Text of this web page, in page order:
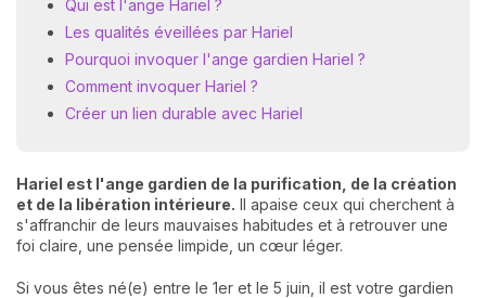
Qui est l'ange Hariel ?
Les qualités éveillées par Hariel
Pourquoi invoquer l'ange gardien Hariel ?
Comment invoquer Hariel ?
Créer un lien durable avec Hariel
Hariel est l'ange gardien de la purification, de la création
et de la libération intérieure. Il apaise ceux qui cherchent à
s'affranchir de leurs mauvaises habitudes et à retrouver une
foi claire, une pensée limpide, un cœur léger.
Si vous êtes né(e) entre le 1er et le 5 juin, il est votre gardien